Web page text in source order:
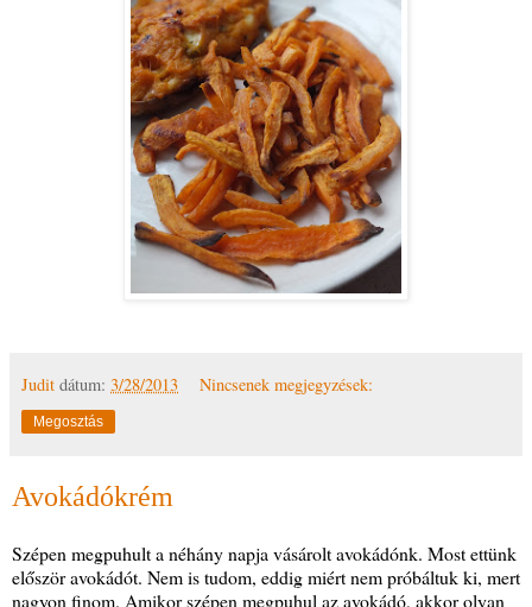
Judit dátum: 3/28/2013 Nincsenek megjegyzések:
Megosztás
Avokádókrém
Szépen megpuhult a néhány napja vásárolt avokádónk. Most ettünk
először avokádót. Nem is tudom, eddig miért nem próbáltuk ki, mert
nagyon finom. Amikor szépen megpuhul az avokádó, akkor olyan